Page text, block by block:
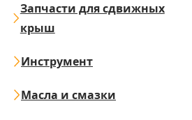
Запчасти для сдвижных
крыш
Инструмент
Масла и смазки